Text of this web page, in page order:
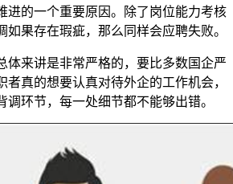
进的一个重要原因。除了岗位能力考核
如果存在瑕疵，那么同样会应聘失败。
体来讲是非常严格的，要比多数国企严
者真的想要认真对待外企的工作机会，
调环节，每一处细节都不能够出错。